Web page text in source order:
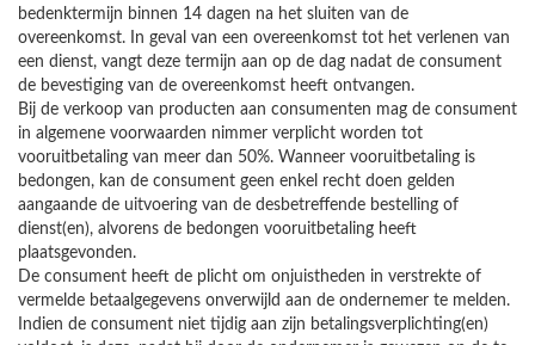
bedenktermijn binnen 14 dagen na het sluiten van de
overeenkomst. In geval van een overeenkomst tot het verlenen van
een dienst, vangt deze termijn aan op de dag nadat de consument
de bevestiging van de overeenkomst heeft ontvangen.
Bij de verkoop van producten aan consumenten mag de consument
in algemene voorwaarden nimmer verplicht worden tot
vooruitbetaling van meer dan 50%. Wanneer vooruitbetaling is
bedongen, kan de consument geen enkel recht doen gelden
aangaande de uitvoering van de desbetreffende bestelling of
dienst(en), alvorens de bedongen vooruitbetaling heeft
plaatsgevonden.
De consument heeft de plicht om onjuistheden in verstrekte of
vermelde betaalgegevens onverwijld aan de ondernemer te melden.
Indien de consument niet tijdig aan zijn betalingsverplichting(en)